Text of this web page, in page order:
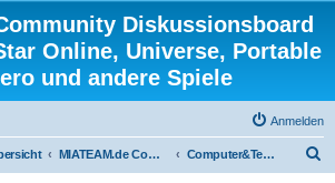
Diskussionsboard
Online, Universe, Portable
und andere Spiele
Anmelden
MIATEAM.de Community Computer&Technik